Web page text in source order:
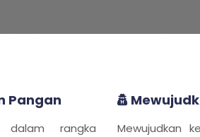
Pangan
dalam rangka
Mewujudkan